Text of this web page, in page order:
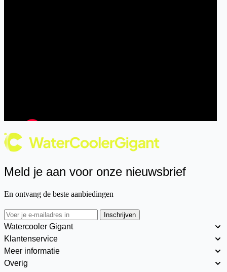
Meld je aan voor onze nieuwsbrief
En ontvang de beste aanbiedingen
Inschrijven
Watercooler Gigant
Klantenservice
Meer informatie
Overig